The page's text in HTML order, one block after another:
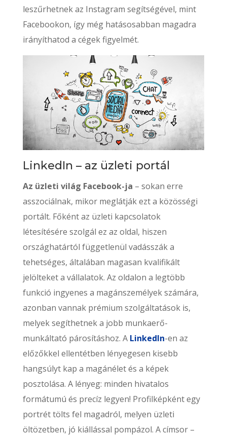
leszűrhetnek az Instagram segítségével, mint
Facebookon, így még hatásosabban magadra
irányíthatod a cégek figyelmét.
LinkedIn – az üzleti portál
Az üzleti világ Facebook-ja – sokan erre
asszociálnak, mikor meglátják ezt a közösségi
portált. Főként az üzleti kapcsolatok
létesítésére szolgál ez az oldal, hiszen
országhatártól függetlenül vadásszák a
tehetséges, általában magasan kvalifikált
jelölteket a vállalatok. Az oldalon a legtöbb
funkció ingyenes a magánszemélyek számára,
azonban vannak prémium szolgáltatások is,
melyek segíthetnek a jobb munkaerő-
munkáltató párosításhoz. A LinkedIn-en az
előzőkkel ellentétben lényegesen kisebb
hangsúlyt kap a magánélet és a képek
posztolása. A lényeg: minden hivatalos
formátumú és precíz legyen! Profilképként egy
portrét tölts fel magadról, melyen üzleti
öltözetben, jó kiállással pompázol. A címsor –